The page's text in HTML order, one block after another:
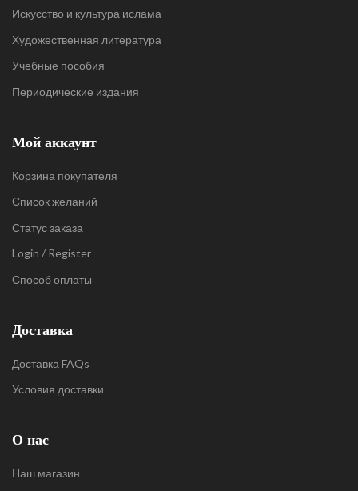
Искусство и культура ислама
Художественная литература
Учебные пособия
Периодические издания
Мой аккаунт
Корзина покупателя
Список желаний
Статус заказа
Login / Register
Способ оплаты
Доставка
Доставка FAQs
Условия доставки
О нас
Наш магазин